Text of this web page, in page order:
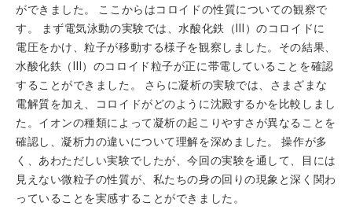
ができました。 ここからはコロイドの性質についての観察で
す。 まず電気泳動の実験では、水酸化鉄（Ⅲ）のコロイドに
電圧をかけ、粒子が移動する様子を観察しました。その結果、
水酸化鉄（Ⅲ）のコロイド粒子が正に帯電していることを確認
することができました。 さらに凝析の実験では、さまざまな
電解質を加え、コロイドがどのように沈殿するかを比較しまし
た。イオンの種類によって凝析の起こりやすさが異なることを
確認し、凝析力の違いについて理解を深めました。 操作が多
く、あわただしい実験でしたが、今回の実験を通して、目には
見えない微粒子の性質が、私たちの身の回りの現象と深く関わ
っていることを実感することができました。